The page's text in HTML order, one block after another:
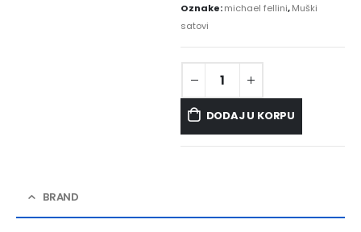
Oznake:michael fellini,Muški
satovi
DODAJ U KORPU
BRAND